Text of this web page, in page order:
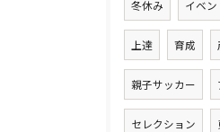
冬休み イベン
上達 育成
親子サッカー
セレクション